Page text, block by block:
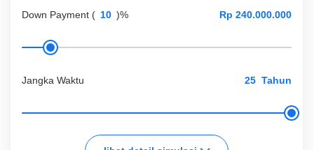
Down Payment ( )%
Jangka Waktu Tahun